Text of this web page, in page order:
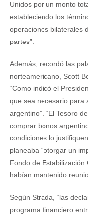
Unidos por un monto
estableciendo los
operaciones bilaterales
partes”.
Además, recordó las
norteamericano, Scott
“Como indicó el
que sea necesario para
argentino”. “El Tesoro
comprar bonos
condiciones lo
planeaba “otorgar un
Fondo de Estabilización
habían mantenido
Según Strada, “las
programa financiero